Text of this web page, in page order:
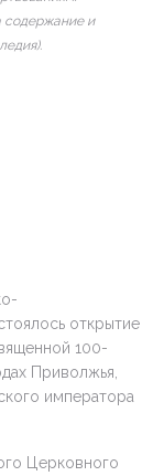
содержание и
открытие
100-
Приволжья,
императора
Церковного